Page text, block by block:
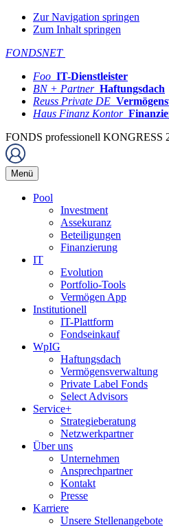
Zur Navigation springen
Zum Inhalt springen
FONDSNET
Foo IT-Dienstleister
BN + Partner Haftungsdach
Reuss Private DE
Haus Finanz Kontor
FONDS professionell KONGRESS
Menü
Pool
Investment
Assekuranz
Beteiligungen
Finanzierung
IT
Evolution
Portfolio-Tools
Vermögen App
Institutionell
IT-Plattform
Fondseinkauf
WpIG
Haftungsdach
Vermögensverwaltung
Private Label Fonds
Select Advisors
Service+
Strategieberatung
Netzwerkpartner
Über uns
Unternehmen
Ansprechpartner
Kontakt
Presse
Karriere
Unsere Stellenangebote